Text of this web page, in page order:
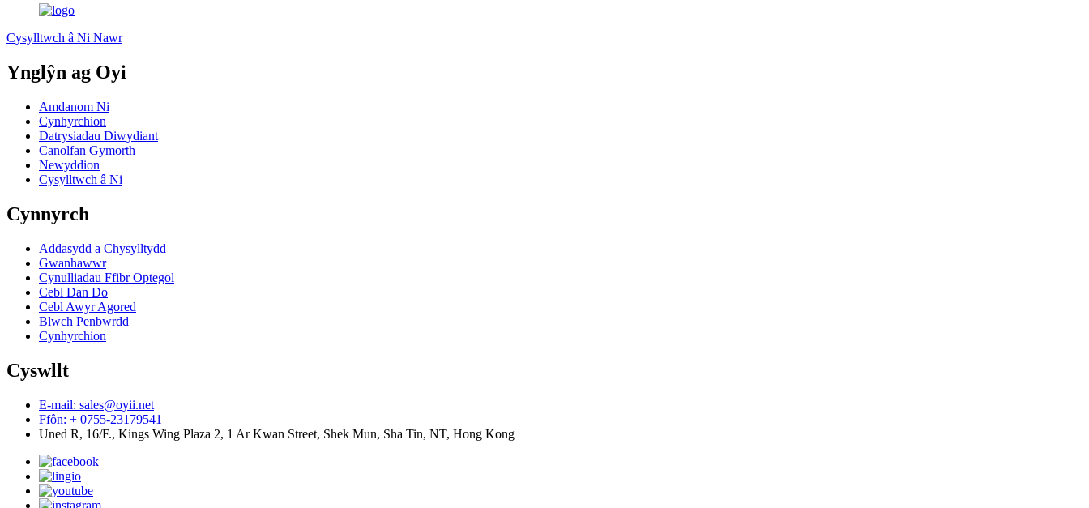
Cysylltwch â Ni Nawr
Ynglŷn ag Oyi
Amdanom Ni
Cynhyrchion
Datrysiadau Diwydiant
Canolfan Gymorth
Newyddion
Cysylltwch â Ni
Cynnyrch
Addasydd a Chysylltydd
Gwanhawwr
Cynulliadau Ffibr Optegol
Cebl Dan Do
Cebl Awyr Agored
Blwch Penbwrdd
Cynhyrchion
Cyswllt
E-mail: sales@oyii.net
Ffôn: + 0755-23179541
Uned R, 16/F., Kings Wing Plaza 2, 1 Ar Kwan Street, Shek Mun, Sha Tin, NT, Hong Kong